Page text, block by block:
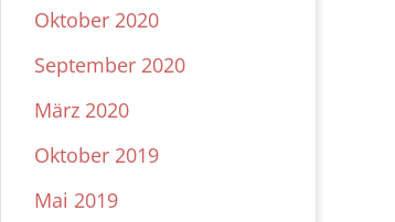
Oktober 2020
September 2020
März 2020
Oktober 2019
Mai 2019